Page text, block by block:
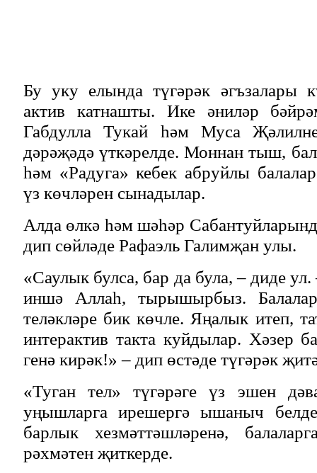
Бу уку елында түгәрәк әгъзалары
актив катнашты. Ике әниләр
Габдулла Тукай һәм Муса
дәрәҗәдә үткәрелде. Моннан тыш,
һәм «Радуга» кебек абруйлы
үз көчләрен сынадылар.
Алда өлкә һәм шәһәр
дип сөйләде Рафаэль Галимҗан улы.
«Саулык булса, бар да була, – диде
иншә Аллаһ, тырышырбыз.
теләкләре бик көчле. Яңалык итеп,
интерактив такта куйдылар. Хәзер
генә кирәк!» – дип өстәде түгәрәк
«Туган тел» түгәрәге үз эшен
уңышларга ирешергә ышаныч
барлык хезмәттәшләренә,
рәхмәтен җиткерде.